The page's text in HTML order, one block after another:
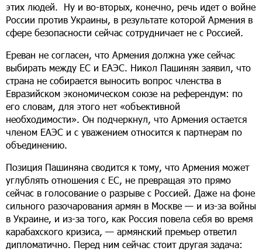
этих людей. Ну и во-вторых, конечно, речь идет о войне
России против Украины, в результате которой Армения в
сфере безопасности сейчас сотрудничает не с Россией.
Ереван не согласен, что Армения должна уже сейчас
выбирать между ЕС и ЕАЭС. Никол Пашинян заявил, что
страна не собирается выносить вопрос членства в
Евразийском экономическом союзе на референдум: по
его словам, для этого нет «объективной
необходимости». Он подчеркнул, что Армения остается
членом ЕАЭС и с уважением относится к партнерам по
объединению.
Позиция Пашиняна сводится к тому, что Армения может
углублять отношения с ЕС, не превращая это прямо
сейчас в голосование о разрыве с Россией. Даже на фоне
сильного разочарования армян в Москве — и из-за войны
в Украине, и из-за того, как Россия повела себя во время
карабахского кризиса, — армянский премьер ответил
дипломатично. Перед ним сейчас стоит другая задача: